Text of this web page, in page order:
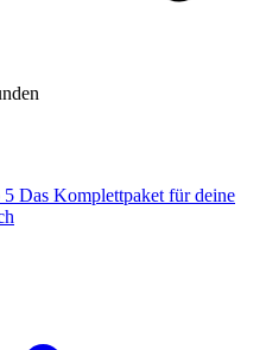
5 Das Komplettpaket für deine